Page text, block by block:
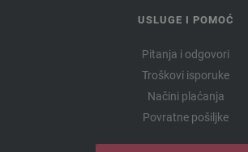
USLUGE I POMOĆ
Pitanja i odgovori
Troškovi isporuke
Načini plaćanja
Povratne pošiljke